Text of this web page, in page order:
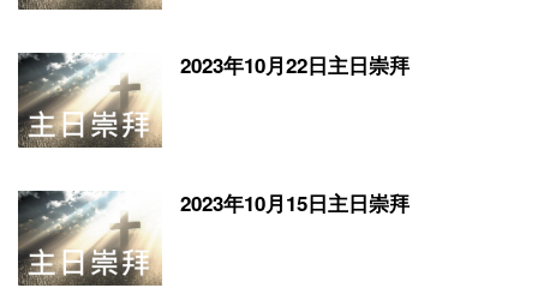
2023年10月22日主日崇拜
2023年10月15日主日崇拜